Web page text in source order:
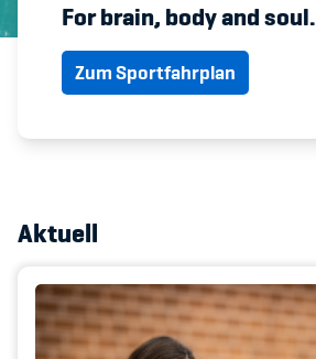
Member's Manual / FAQ
Fairplay
Teilnahmeberechtigung
Academy
Blog
For brain, body and soul.
Zum Sportfahrplan
Aktuell